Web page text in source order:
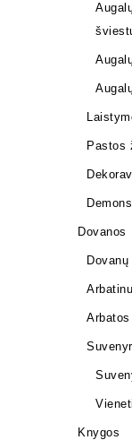
Pastos
Dovanos
Knygos